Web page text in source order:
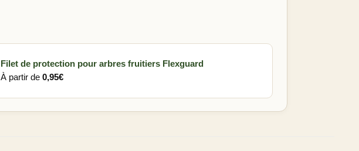
Filet de protection pour arbres fruitiers Flexguard
À partir de 0,95€